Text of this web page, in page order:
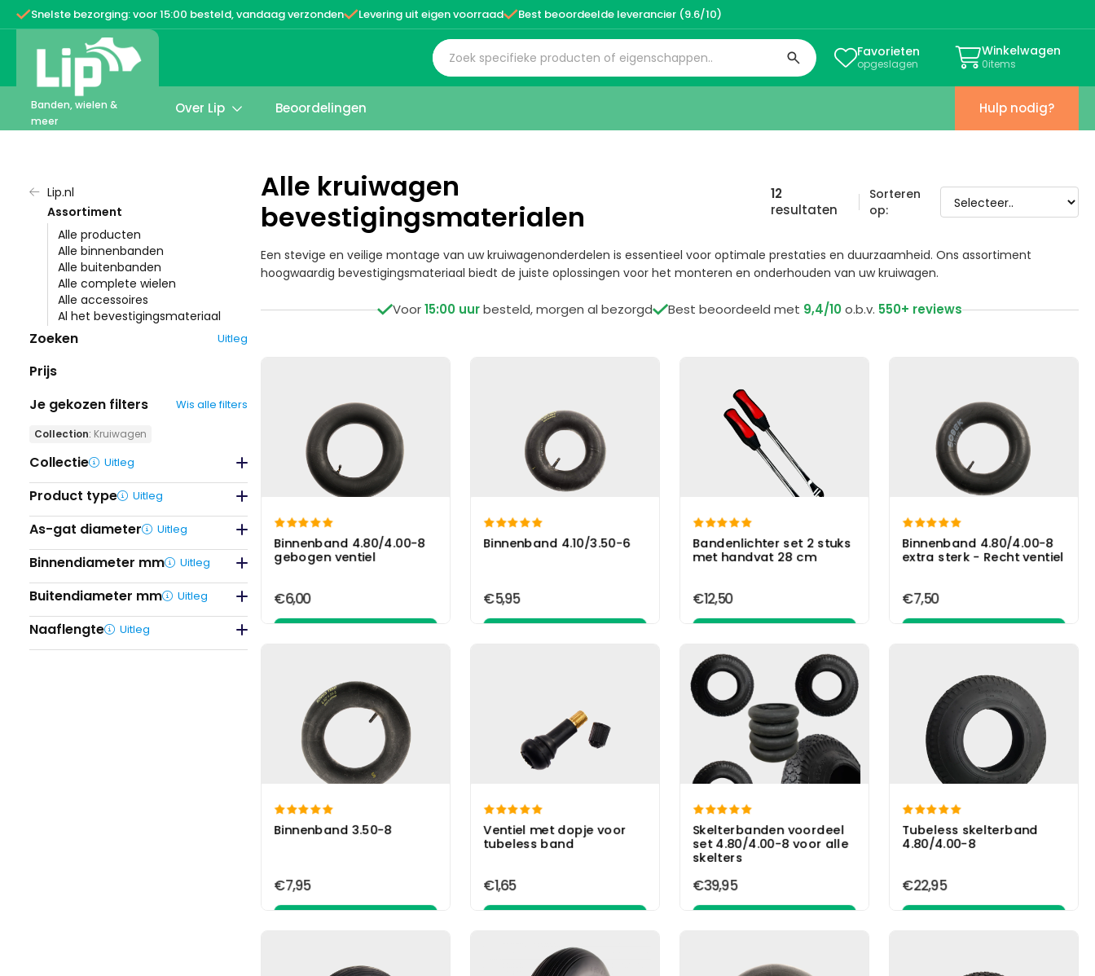
Snelste bezorging: voor 15:00 besteld, vandaag verzondenLevering uit eigen voorraadBest beoordeelde leverancier (9.6/10)
Banden, wielen &
meer
Favorieten
opgeslagen Winkelwagen
0items
Over Lip  Beoordelingen Hulp nodig?

Lip.nl
Assortiment
Alle producten
Alle binnenbanden
Alle buitenbanden
Alle complete wielen
Alle accessoires
Al het bevestigingsmateriaal
Zoeken Uitleg
Prijs
Je gekozen filters
Wis alle filters
Collection: Kruiwagen
Collectie Uitleg
Home page
Buitenbanden
Skelter
Complete wielen
Accessoires
Zwenkwielen
Bevestigingsmateriaal
Bandenset
Product type Uitleg
As-gat diameter Uitleg
Binnendiameter mm Uitleg
Buitendiameter mm Uitleg
Naaflengte Uitleg
Alle kruiwagen
bevestigingsmaterialen
12
resultaten
Sorteren
op:
Een stevige en veilige montage van uw kruiwagenonderdelen is essentieel voor optimale prestaties en duurzaamheid. Ons assortiment
hoogwaardig bevestigingsmateriaal biedt de juiste oplossingen voor het monteren en onderhouden van uw kruiwagen.
Voor15:00 uurbesteld, morgen al bezorgdBest beoordeeld met 9,4/10o.b.v. 550+ reviews

Binnenband 4.80/4.00-8
gebogen ventiel
€6,00

Binnenband 4.10/3.50-6
€5,95

Bandenlichter set 2 stuks
met handvat 28 cm
€12,50

Binnenband 4.80/4.00-8
extra sterk - Recht ventiel
€7,50

Binnenband 3.50-8
€7,95

Ventiel met dopje voor
tubeless band
€1,65

Skelterbanden voordeel
set 4.80/4.00-8 voor alle
skelters
€39,95

Tubeless skelterband
4.80/4.00-8
€22,95